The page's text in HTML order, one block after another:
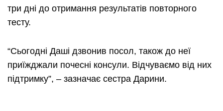
три дні до отримання результатів повторного
тесту.
“Сьогодні Даші дзвонив посол, також до неї
приїжджали почесні консули. Відчуваємо від них
підтримку”, – зазначає сестра Дарини.